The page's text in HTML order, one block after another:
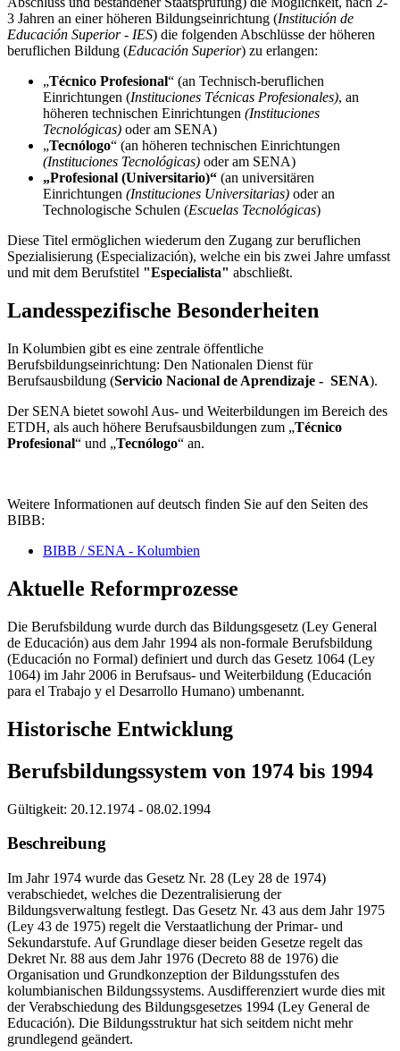
3 Jahren an einer höheren Bildungseinrichtung (Institución de
Educación Superior - IES) die folgenden Abschlüsse der höheren
beruflichen Bildung (Educación Superior) zu erlangen:
„Técnico Profesional“ (an Technisch-beruflichen
Einrichtungen (Instituciones Técnicas Profesionales), an
höheren technischen Einrichtungen (Instituciones
Tecnológicas) oder am SENA)
„Tecnólogo“ (an höheren technischen Einrichtungen
(Instituciones Tecnológicas) oder am SENA)
„Profesional (Universitario)“ (an universitären
Einrichtungen (Instituciones Universitarias) oder an
Technologische Schulen (Escuelas Tecnológicas)
Diese Titel ermöglichen wiederum den Zugang zur beruflichen
Spezialisierung (Especialización), welche ein bis zwei Jahre umfasst
und mit dem Berufstitel "Especialista" abschließt.
Landesspezifische Besonderheiten
In Kolumbien gibt es eine zentrale öffentliche
Berufsbildungseinrichtung: Den Nationalen Dienst für
Berufsausbildung (Servicio Nacional de Aprendizaje - SENA).
Der SENA bietet sowohl Aus- und Weiterbildungen im Bereich des
ETDH, als auch höhere Berufsausbildungen zum „Técnico
Profesional“ und „Tecnólogo“ an.
Weitere Informationen auf deutsch finden Sie auf den Seiten des
BIBB:
BIBB / SENA - Kolumbien
Aktuelle Reformprozesse
Die Berufsbildung wurde durch das Bildungsgesetz (Ley General
de Educación) aus dem Jahr 1994 als non-formale Berufsbildung
(Educación no Formal) definiert und durch das Gesetz 1064 (Ley
1064) im Jahr 2006 in Berufsaus- und Weiterbildung (Educación
para el Trabajo y el Desarrollo Humano) umbenannt.
Historische Entwicklung
Berufsbildungssystem von 1974 bis 1994
Gültigkeit: 20.12.1974 - 08.02.1994
Beschreibung
Im Jahr 1974 wurde das Gesetz Nr. 28 (Ley 28 de 1974)
verabschiedet, welches die Dezentralisierung der
Bildungsverwaltung festlegt. Das Gesetz Nr. 43 aus dem Jahr 1975
(Ley 43 de 1975) regelt die Verstaatlichung der Primar- und
Sekundarstufe. Auf Grundlage dieser beiden Gesetze regelt das
Dekret Nr. 88 aus dem Jahr 1976 (Decreto 88 de 1976) die
Organisation und Grundkonzeption der Bildungsstufen des
kolumbianischen Bildungssystems. Ausdifferenziert wurde dies mit
der Verabschiedung des Bildungsgesetzes 1994 (Ley General de
Educación). Die Bildungsstruktur hat sich seitdem nicht mehr
grundlegend geändert.